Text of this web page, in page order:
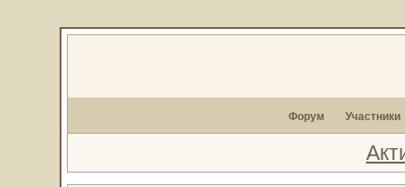
Форум Участники